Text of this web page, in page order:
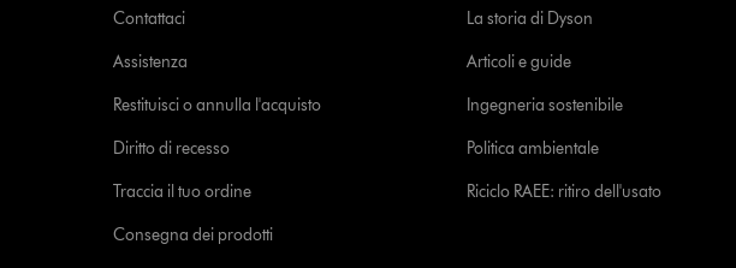
Contattaci
Assistenza
Restituisci o annulla l'acquisto
Diritto di recesso
Traccia il tuo ordine
Consegna dei prodotti
La storia di Dyson
Articoli e guide
Ingegneria sostenibile
Politica ambientale
Riciclo RAEE: ritiro dell'usato